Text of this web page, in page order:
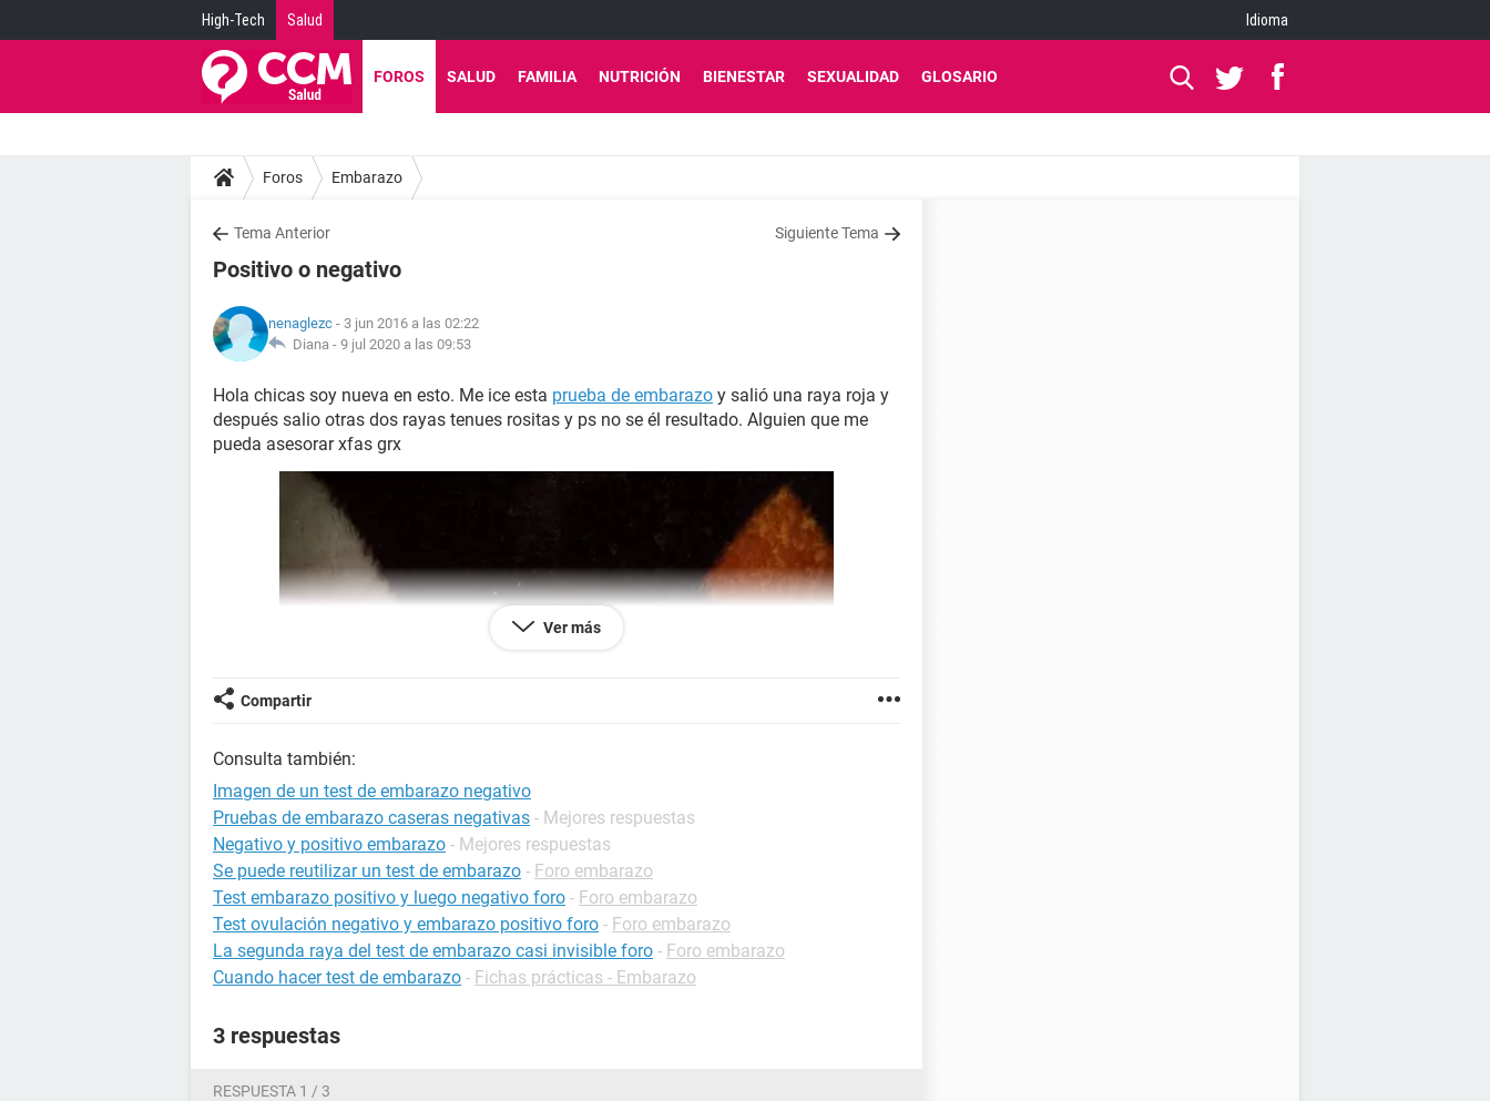
High-Tech Salud Idioma
FOROS SALUD FAMILIA NUTRICIÓN BIENESTAR SEXUALIDAD GLOSARIO
Foros Embarazo
Tema Anterior Siguiente Tema
Positivo o negativo
nenaglezc - 3 jun 2016 a las 02:22
Diana - 9 jul 2020 a las 09:53
Hola chicas soy nueva en esto. Me ice esta prueba de embarazo y salió una raya roja y
después salio otras dos rayas tenues rositas y ps no se él resultado. Alguien que me
pueda asesorar xfas grx
Ver más
Compartir
Consulta también:
Imagen de un test de embarazo negativo
Pruebas de embarazo caseras negativas - Mejores respuestas
Negativo y positivo embarazo - Mejores respuestas
Se puede reutilizar un test de embarazo - Foro embarazo
Test embarazo positivo y luego negativo foro - Foro embarazo
Test ovulación negativo y embarazo positivo foro - Foro embarazo
La segunda raya del test de embarazo casi invisible foro - Foro embarazo
Cuando hacer test de embarazo - Fichas prácticas - Embarazo
3 respuestas
RESPUESTA 1 / 3